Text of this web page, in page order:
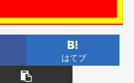
はてブ